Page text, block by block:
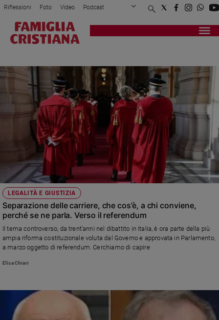
Attualità
Politica
Economia
Legalità
Interviste
Papa
Papa
Chiesa
Chiesa
e
Santi
Devozione
Riflessioni Foto Video Podcast
Privacy Policy Chi siamo
Registrati Redazione
LEGALITÀ E GIUSTIZIA
Separazione delle carriere, che cos’è, a chi conviene,
perché se ne parla. Verso il referendum
Il tema controverso, da trent'anni nel dibattito in Italia, è ora parte della più
ampia riforma costituzionale voluta dal Governo e approvata in Parlamento,
a marzo oggetto di referendum. Cerchiamo di capire
Elisa Chiari